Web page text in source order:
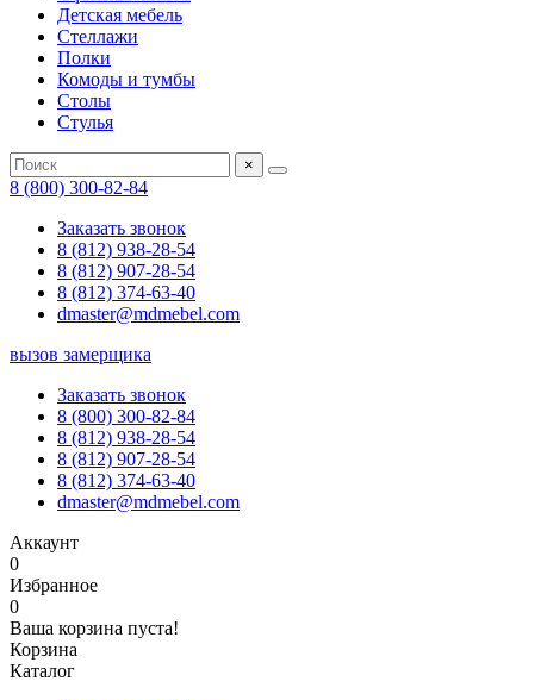
Детская мебель
Стеллажи
Полки
Комоды и тумбы
Столы
Стулья
×
8 (800) 300-82-84
Заказать звонок
8 (812) 938-28-54
8 (812) 907-28-54
8 (812) 374-63-40
dmaster@mdmebel.com
вызов замерщика
Заказать звонок
8 (800) 300-82-84
8 (812) 938-28-54
8 (812) 907-28-54
8 (812) 374-63-40
dmaster@mdmebel.com
Аккаунт
0
Избранное
0
Ваша корзина пуста!
Корзина
Каталог